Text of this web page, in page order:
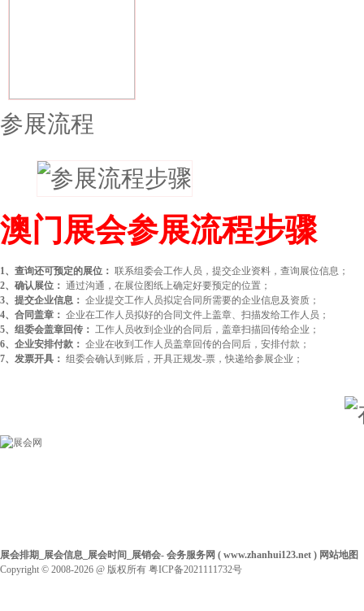
参展流程
澳门展会参展流程步骤
1、查询还可预定的展位： 联系组委会工作人员，提交企业资料，查询展位信息；
2、确认展位： 通过沟通，在展位图纸上确定好要预定的位置；
3、提交企业信息： 企业提交工作人员拟定合同所需要的企业信息及资质；
4、合同盖章： 企业在工作人员拟好的合同文件上盖章、扫描发给工作人员；
5、组委会盖章回传： 工作人员收到企业的合同后，盖章扫描回传给企业；
6、企业安排付款： 企业在收到工作人员盖章回传的合同后，安排付款；
7、发票开具： 组委会确认到账后，开具正规发-票，快递给参展企业；
展会排期_展会信息_展会时间_展销会- 会务服务网 ( www.zhanhui123.net ) 网站地图
Copyright © 2008-2026 @ 版权所有 粤ICP备2021111732号